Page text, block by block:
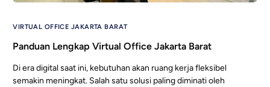
VIRTUAL OFFICE JAKARTA BARAT
Panduan Lengkap Virtual Office Jakarta Barat
Di era digital saat ini, kebutuhan akan ruang kerja fleksibel
semakin meningkat. Salah satu solusi paling diminati oleh